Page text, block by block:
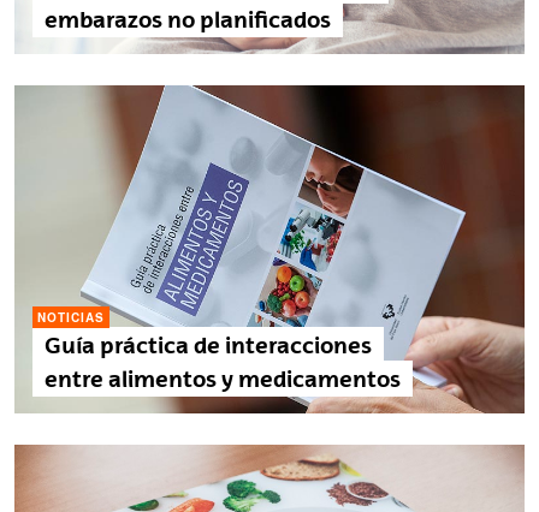
embarazos no planificados
NOTICIAS
Guía práctica de interacciones
entre alimentos y medicamentos